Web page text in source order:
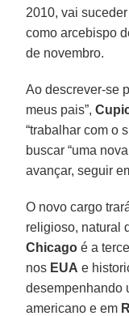
2010, vai suceder
como arcebispo
de novembro.
Ao descrever-se
meus pais”,
“trabalhar com o
buscar “uma
avançar, seguir
O novo cargo
religioso, natural
Chicago é a
nos EUA e
desempenhando
americano e em